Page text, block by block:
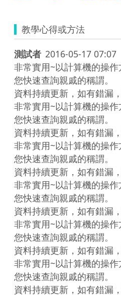
教學心得或方法
測試者 2016-05-17 07:07
非常實用~以計算機的操
您快速查詢親戚的稱謂。
資料持續更新，如有錯漏
非常實用~以計算機的操
您快速查詢親戚的稱謂。
資料持續更新，如有錯漏
非常實用~以計算機的操
您快速查詢親戚的稱謂。
資料持續更新，如有錯漏
非常實用~以計算機的操
您快速查詢親戚的稱謂。
資料持續更新，如有錯漏
非常實用~以計算機的操
您快速查詢親戚的稱謂。
資料持續更新，如有錯漏
非常實用~以計算機的操
您快速查詢親戚的稱謂。
資料持續更新，如有錯漏